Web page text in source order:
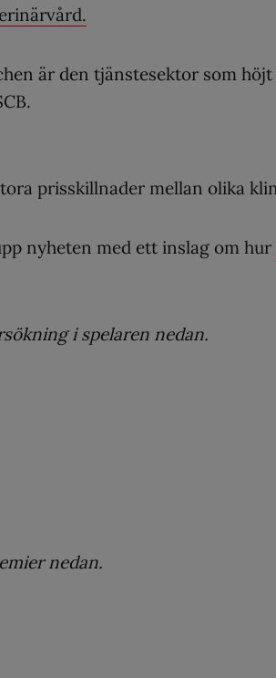
är den tjänstesektor som
prisskillnader mellan olika
nyheten med ett inslag om hur
i spelaren nedan.
nedan.